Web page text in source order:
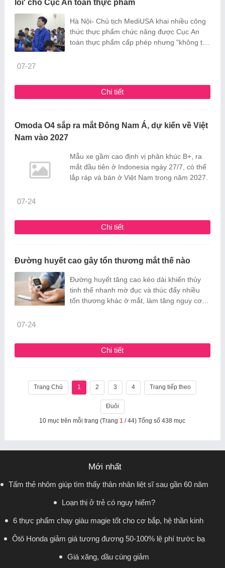
lỗi' cho Cục An toàn thực phẩm
Hà Nội- Chủ tịch MediUSA khai nhiều công
thức thực phẩm chức năng được Cục An
toàn thực phẩm cấp phép nhưng "không thể
07-27
Chi tiết
Omoda O4 sắp ra mắt Đông Nam Á, dự kiến về Việt
Nam vào 2027
Mẫu xe gầm cao định vị phân khúc B+, ra
mắt đầu tiên ở Indonesia ngày 27/7, có thể
lắp ráp và bán ở Việt Nam trong năm 2027.
07-24
Chi tiết
Đường huyết cao gây tổn thương mắt thế nào
Đường huyết tăng cao kéo dài khiến thủy
tinh thể nhanh mờ đục và thúc đẩy nhiều
tổn thương khác ở mắt, làm tăng nguy cơ
07-24
Chi tiết
Trang Chủ 1 2 3 4 Trang tiếp theo
Đuôi
10 mục trên mỗi trang (Trang 1 / 44) Tổng số 438 mục
Mới nhất
Tấm thẻ nhôm giúp tìm thấy thân nhân liệt sĩ sau gần 60 năm
Loạn thị ở trẻ có nguy hiểm?
6 thực phẩm chay giàu magie tốt cho cơ bắp, hệ thần kinh
Ôtô Honda giảm giá tương đương 50-100% lệ phí trước bạ
Giá xăng, dầu cùng giảm